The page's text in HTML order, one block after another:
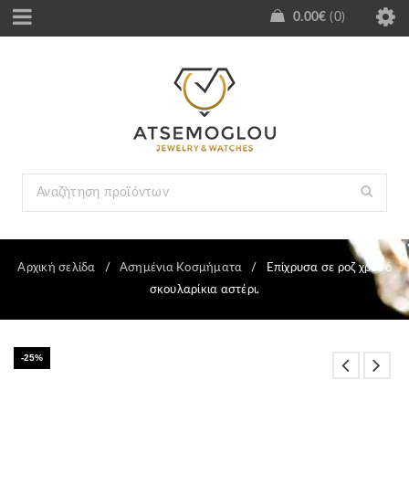
0.00€ 0
Αρχική σελίδα / Ασημένια Κοσμήματα /
Επίχρυσα σε ροζ χρυσό
σκουλαρίκια αστέρι.
-25%